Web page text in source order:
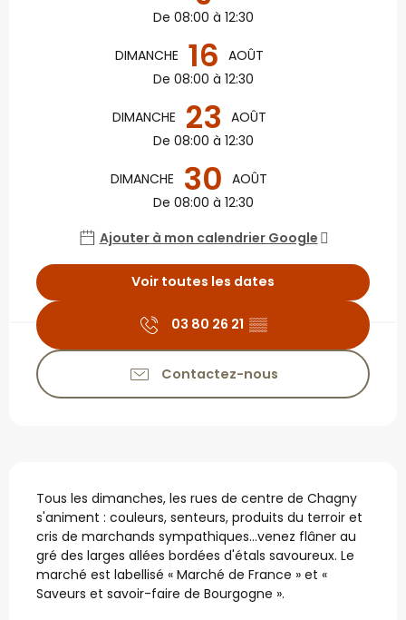
De 08:00 à 12:30
DIMANCHE 16 AOÛT
De 08:00 à 12:30
DIMANCHE 23 AOÛT
De 08:00 à 12:30
DIMANCHE 30 AOÛT
De 08:00 à 12:30
Ajouter à mon calendrier Google
Voir toutes les dates
03 80 26 21 ▒▒
Contactez-nous
Description
Tous les dimanches, les rues de centre de Chagny
s'animent : couleurs, senteurs, produits du terroir et
cris de marchands sympathiques...venez flâner au
gré des larges allées bordées d'étals savoureux. Le
marché est labellisé « Marché de France » et «
Saveurs et savoir-faire de Bourgogne ».